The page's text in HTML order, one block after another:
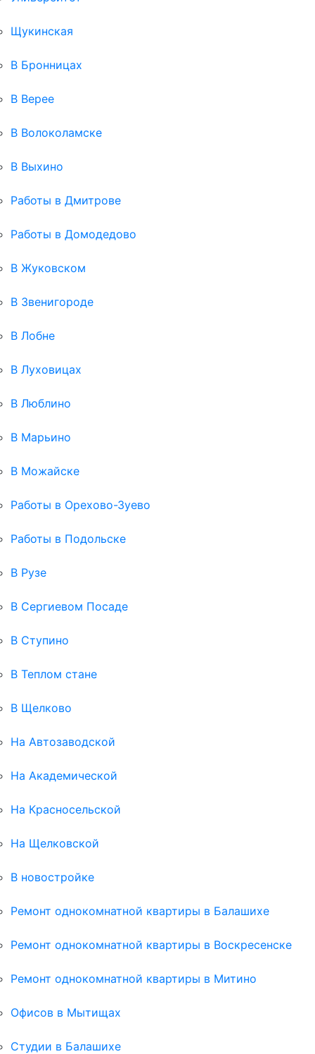
Щукинская
В Бронницах
В Верее
В Волоколамске
В Выхино
Работы в Дмитрове
Работы в Домодедово
В Жуковском
В Звенигороде
В Лобне
В Луховицах
В Люблино
В Марьино
В Можайске
Работы в Орехово-Зуево
Работы в Подольске
В Рузе
В Сергиевом Посаде
В Ступино
В Теплом стане
В Щелково
На Автозаводской
На Академической
На Красносельской
На Щелковской
В новостройке
Ремонт однокомнатной квартиры в Балашихе
Ремонт однокомнатной квартиры в Воскресенске
Ремонт однокомнатной квартиры в Митино
Офисов в Мытищах
Студии в Балашихе